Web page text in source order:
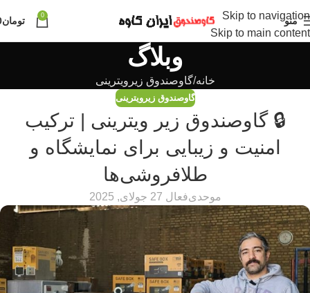
Skip to navigation
Skip to main content
منو 0 تومان
وبلاگ
خانه گاوصندوق زیرویترینی
گاوصندوق زیرویترینی
🔒 گاوصندوق زیر ویترینی | ترکیب
امنیت و زیبایی برای نمایشگاه و
طلافروشی‌ها
موحدیفعال 27 جولای, 2025